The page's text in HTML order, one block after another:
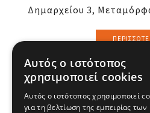
Δημαρχείου 3,
Αυτός ο ιστότοπος
χρησιμοποιεί cookies
Αυτός ο ιστότοπος χρησιμοποιεί
για τη βελτίωση της εμπειρίας των